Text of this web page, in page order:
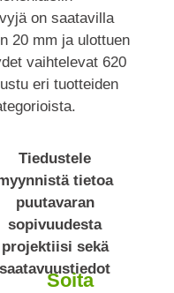
on saatavilla
20 mm ja ulottuen
vaihtelevat 620
eri tuotteiden
Tiedustele
tietoa
puutavaran
sopivuudesta
projektiisi sekä
saatavuustiedot
Soita